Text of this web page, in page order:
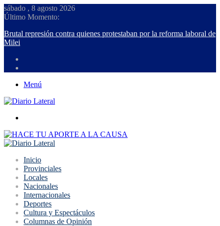
sábado , 8 agosto 2026
Último Momento:
Brutal represión contra quienes protestaban por la reforma laboral
Milei
Menú
Inicio
Provinciales
Locales
Nacionales
Internacionales
Deportes
Cultura y Espectáculos
Columnas de Opinión